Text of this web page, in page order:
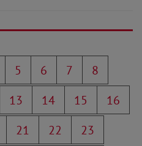
5 6 7
8
13 14 15
16
21 22
23